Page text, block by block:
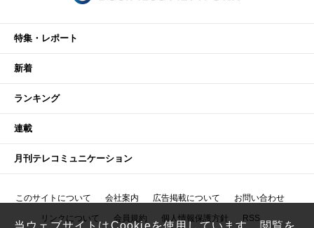
特集・レポート
新着
ランキング
連載
月刊テレコミュニケーション
このサイトについて 会社案内 広告掲載について お問い合わせ
リンクについて 会員規約 個人情報保護方針 RSS
当ウェブサイトはCookieを使用しています。閲覧を